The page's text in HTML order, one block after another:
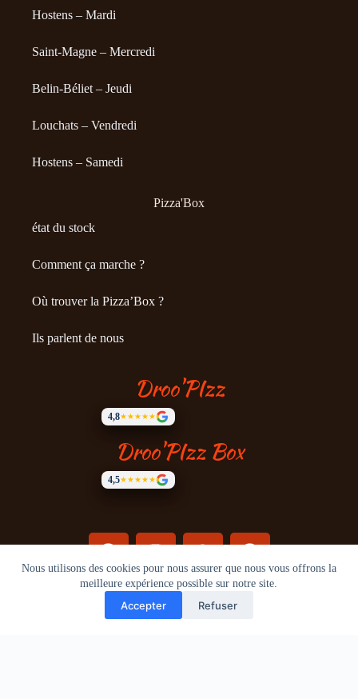
Nous utilisons des cookies pour nous assurer que nous vous offrons la
meilleure expérience possible sur notre site.
Accepter Refuser
Hostens – Mardi
Saint-Magne – Mercredi
Belin-Béliet – Jeudi
Louchats – Vendredi
Hostens – Samedi
Pizza'Box
état du stock
Comment ça marche ?
Où trouver la Pizza’Box ?
Ils parlent de nous
Droo'PIzz
4,8★★★★★
Droo'PIzz Box
4,5★★★★★
Droo'Pizz - Tous droits réservés.
Mentions légales
A propos